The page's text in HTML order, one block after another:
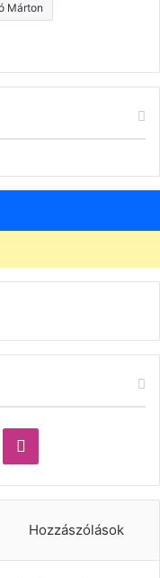
Márton
Hozzászólások